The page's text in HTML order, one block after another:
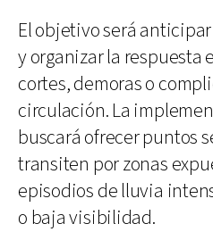
El objetivo será
y organizar la respuesta
cortes, demoras o
circulación. La
buscará ofrecer puntos
transiten por zonas
episodios de lluvia
o baja visibilidad.